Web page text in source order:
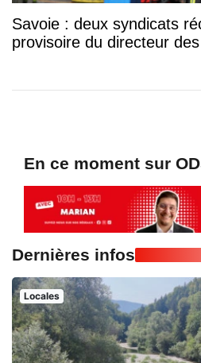
Savoie : deux syndicats
provisoire du directeur
En ce moment sur
Dernières infos
Locales